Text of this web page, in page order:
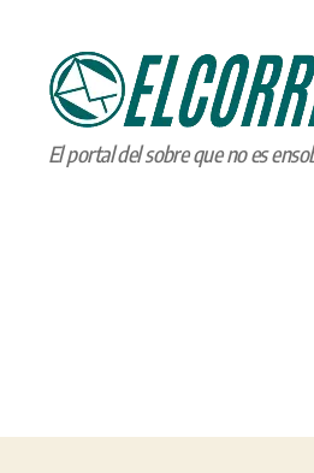
ELCORREOGRÁFICO
El portal del sobre que no es